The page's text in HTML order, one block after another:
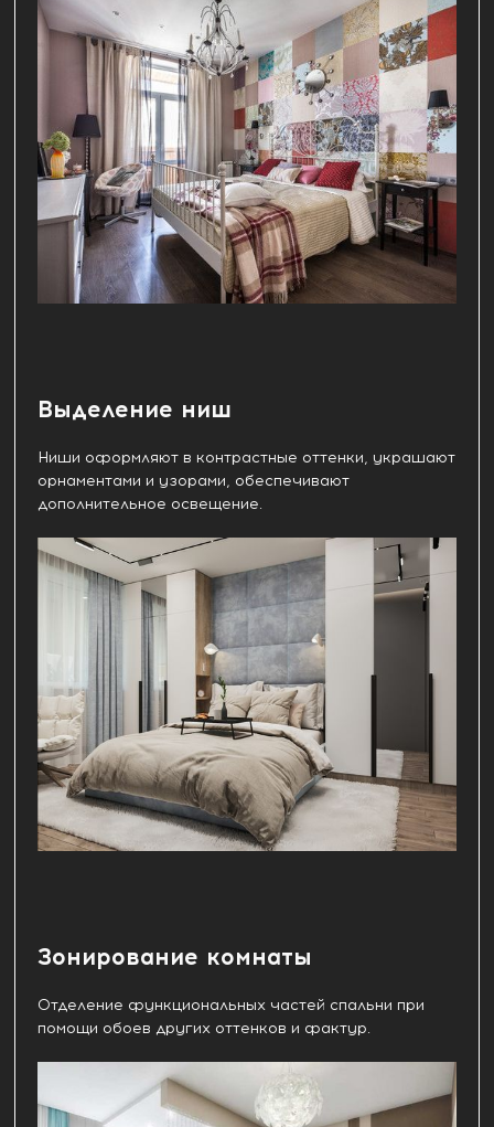
Выделение ниш
Ниши оформляют в контрастные оттенки, украшают
орнаментами и узорами, обеспечивают
дополнительное освещение.
Зонирование комнаты
Отделение функциональных частей спальни при
помощи обоев других оттенков и фактур.